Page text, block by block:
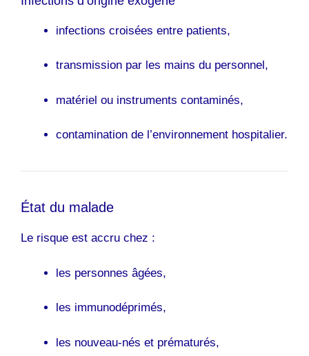
infections croisées entre patients,
transmission par les mains du personnel,
matériel ou instruments contaminés,
contamination de l’environnement hospitalier.
État du malade
Le risque est accru chez :
les personnes âgées,
les immunodéprimés,
les nouveau-nés et prématurés,